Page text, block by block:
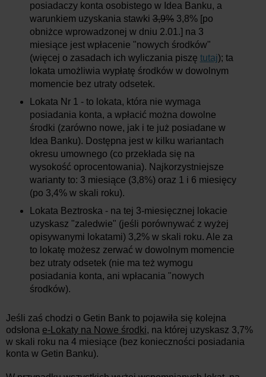
posiadaczy konta osobistego w Idea Banku, a
warunkiem uzyskania stawki3,9%3,8% [po
obniżce wprowadzonej w dniu 2.01.] na 3
miesiące jest wpłacenie "nowych środków"
(więcej o zasadach ich wyliczania piszę tutaj); ta
lokata umożliwia wypłatę środków w dowolnym
momencie bez utraty odsetek.
Lokata Nr 1 - to lokata, która nie wymaga
posiadania konta, a wpłacić można dowolne
środki (zarówno nowe, jak i te już posiadane w
Idea Banku). Dostępna jest w kilku wariantach
okresu umownego (co przekłada się na
wysokość oprocentowania). Najkorzystniejsze
warianty to: 3 miesiące (3,8%) oraz 1 i 6 miesięcy
(po 3,4% w skali roku).
Lokata Beztroska - na tej 3-miesięcznej lokacie
uzyskasz "zaledwie" (jeśli porównywać z wyżej
opisywanymi lokatami) 3,2% w skali roku. Ale za
to lokatę możesz zerwać w dowolnym momencie
bez utraty odsetek (nie ma też wymogu
posiadania konta, ani wpłacania "nowych
środków).
Jeśli zaś chodzi o Getin Bank to pojawiła się kolejna
odsłona e-Lokaty na Nowe środki, na której uzyskasz 3,7%
w skali roku na 4 miesiące (bez konieczności posiadania
konta w Getin Banku).